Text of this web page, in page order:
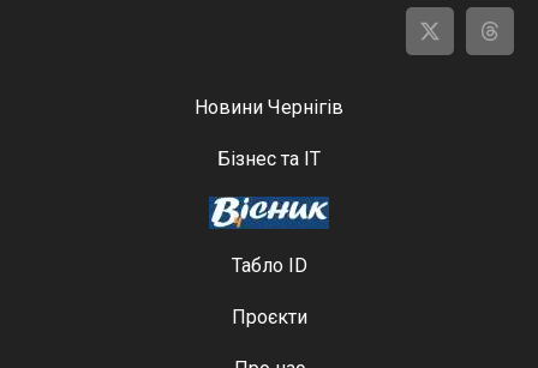
Новини Чернігів
Бізнес та ІТ
Табло ID
Проєкти